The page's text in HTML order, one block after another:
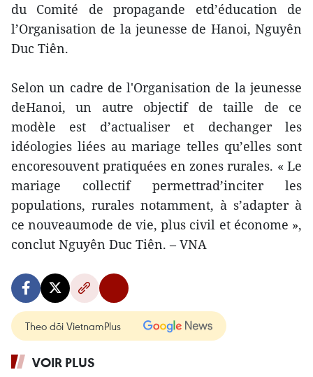
du Comité de propagande etd’éducation de
l’Organisation de la jeunesse de Hanoi, Nguyên
Duc Tiên.
Selon un cadre de l'Organisation de la jeunesse
deHanoi, un autre objectif de taille de ce
modèle est d’actualiser et dechanger les
idéologies liées au mariage telles qu’elles sont
encoresouvent pratiquées en zones rurales. « Le
mariage collectif permettrad’inciter les
populations, rurales notamment, à s’adapter à
ce nouveaumode de vie, plus civil et économe »,
conclut Nguyên Duc Tiên. – VNA
Theo dõi VietnamPlus
VOIR PLUS